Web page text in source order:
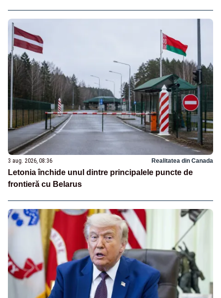
3 aug. 2026, 08:36 Realitatea din Canada
Letonia închide unul dintre principalele puncte de
frontieră cu Belarus